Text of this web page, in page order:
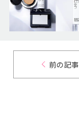
前の記事